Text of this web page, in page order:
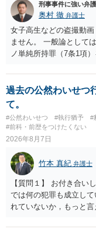
刑事事件に強い弁
奥村 徹 弁護士
女子高生などの盗撮動
ません。 一般論として
ノ単純所持罪（7条1項）
過去の公然わいせつ
て。
#公然わいせつ #執行猶予 #
#前科・前歴をつけたくない
2026年8月7日
竹本 真紀 弁護士
【質問１】 お付き合い
では何の犯罪も成立し
れていないか，もっと
然性は，不特定又は多